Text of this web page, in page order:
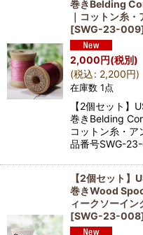
巻きBelding
｜コットン糸
[SWG-23-009
2,000円(税別)
(税込: 2,200円)
在庫数 1点
【2個セット】
巻きBelding
コットン糸・
品番号SWG-
【2個セット】
巻きWood
ィークソーイ
[SWG-23-008